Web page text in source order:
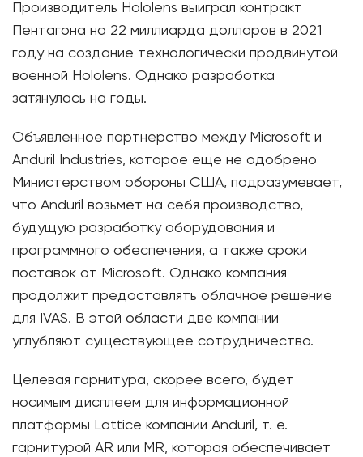
Производитель Hololens выиграл контракт
Пентагона на 22 миллиарда долларов в 2021
году на создание технологически продвинутой
военной Hololens. Однако разработка
затянулась на годы.
Объявленное партнерство между Microsoft и
Anduril Industries, которое еще не одобрено
Министерством обороны США, подразумевает,
что Anduril возьмет на себя производство,
будущую разработку оборудования и
программного обеспечения, а также сроки
поставок от Microsoft. Однако компания
продолжит предоставлять облачное решение
для IVAS. В этой области две компании
углубляют существующее сотрудничество.
Целевая гарнитура, скорее всего, будет
носимым дисплеем для информационной
платформы Lattice компании Anduril, т. е.
гарнитурой AR или MR, которая обеспечивает